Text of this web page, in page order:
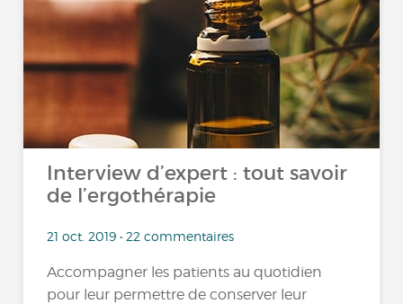
Interview d’expert : tout savoir
de l’ergothérapie
21 oct. 2019 • 22 commentaires
Accompagner les patients au quotidien
pour leur permettre de conserver leur